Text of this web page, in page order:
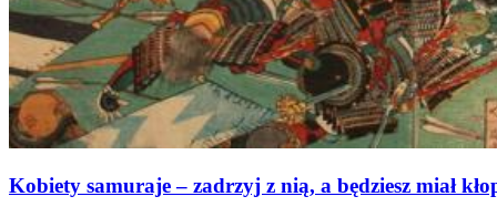
Kobiety samuraje – zadrzyj z nią, a będziesz miał